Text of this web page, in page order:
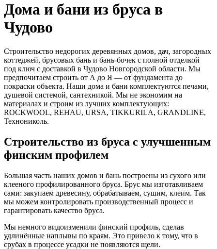
Дома и бани из бруса в
Чудово
Строительство недорогих деревянных домов, дач, загородных
коттеджей, брусовых бань и бань-бочек с полной отделкой
под ключ с доставкой в Чудово Новгородской области. Мы
предпочитаем строить от А до Я — от фундамента до
покраски объекта. Наши дома и бани комплектуются печами,
душевой системой, сантехникой. Мы не экономим на
материалах и строим из лучших комплектующих:
ROCKWOOL, REHAU, URSA, TIKKURILA, GRANDLINE,
Технониколь.
Строительство из бруса с улучшенным
финским профилем
Большая часть наших домов и бань построены из сухого или
клееного профилированного бруса. Брус мы изготавливаем
сами: закупаем древесину, обрабатываем, сушим, клеим. Так
мы можем контролировать производственный процесс и
гарантировать качество бруса.
Мы немного видоизменили финский профиль, сделав
удлинённые наплывы по краям. Это привело к тому, что в
срубах в процессе усадки не появляются щели.